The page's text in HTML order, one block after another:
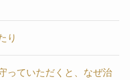
り
っていただくと、なぜ治